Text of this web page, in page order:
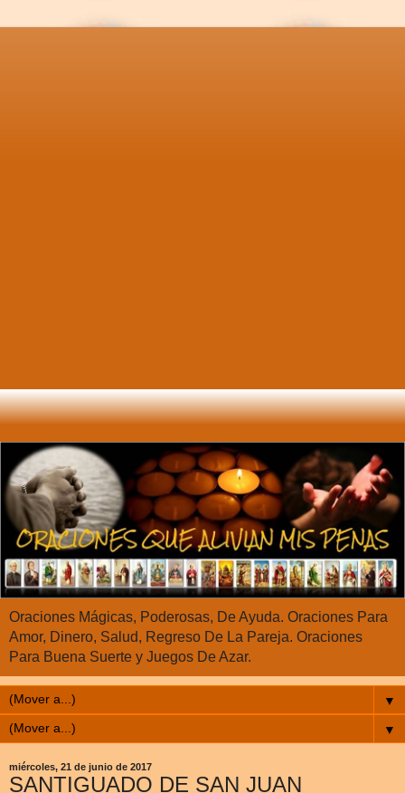
Oraciones Mágicas, Poderosas, De Ayuda. Oraciones Para
Amor, Dinero, Salud, Regreso De La Pareja. Oraciones
Para Buena Suerte y Juegos De Azar.
▼
▼
miércoles, 21 de junio de 2017
SANTIGUADO DE SAN JUAN